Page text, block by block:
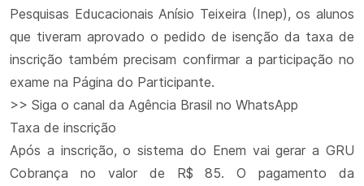
Pesquisas Educacionais Anísio Teixeira (Inep), os alunos
que tiveram aprovado o pedido de isenção da taxa de
inscrição também precisam confirmar a participação no
exame na Página do Participante.
>> Siga o canal da Agência Brasil no WhatsApp
Taxa de inscrição
Após a inscrição, o sistema do Enem vai gerar a GRU
Cobrança no valor de R$ 85. O pagamento da